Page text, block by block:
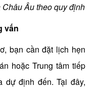
Âu theo quy định
vấn
bạn cần đặt lịch hẹn
hoặc Trung tâm tiếp
dự định đến. Tại đây,